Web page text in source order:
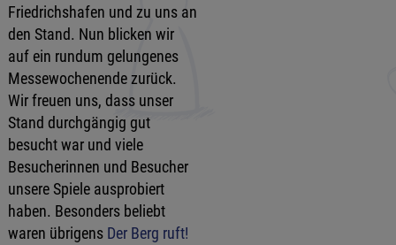
Friedrichshafen und zu uns an
den Stand. Nun blicken wir
auf ein rundum gelungenes
Messewochenende zurück.
Wir freuen uns, dass unser
Stand durchgängig gut
besucht war und viele
Besucherinnen und Besucher
unsere Spiele ausprobiert
haben. Besonders beliebt
waren übrigens Der Berg ruft!